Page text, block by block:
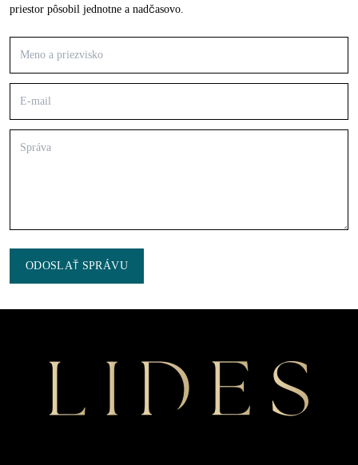
priestor pôsobil jednotne a nadčasovo.
ODOSLAŤ SPRÁVU